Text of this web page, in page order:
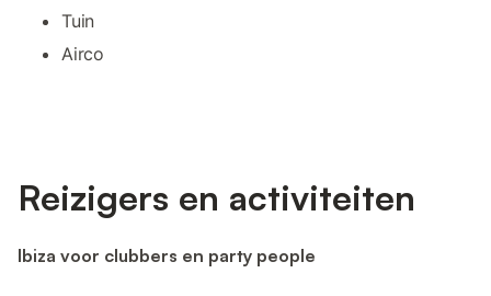
Tuin
Airco
Reizigers en activiteiten
Ibiza voor clubbers en party people